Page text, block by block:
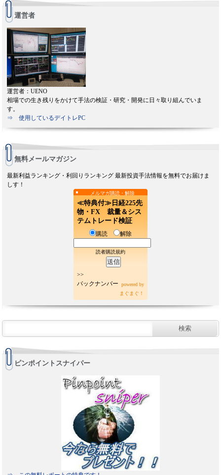
運営者
運営者：UENO
相場での生き残りをかけて手法の検証・研究・開発に日々取り組んでいま
す。
⇒ 使用しているデイトレPC
無料メールマガジン
最新利益ランキング・利回りランキング 最新投資手法情報を無料でお届けま
しす！
メルマガ購読・解除
≪特典付≫日経225先
物・FX 裁量＆シス
テムトレード検証
購読 解除
読者購読規約
>>
バックナンバー
powered by
まぐまぐ！
ピンポイントスナイパー